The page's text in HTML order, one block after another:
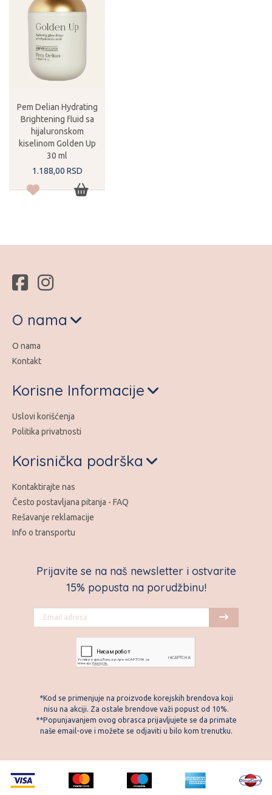
Pem Delian Hydrating
Brightening fluid sa
hijaluronskom
kiselinom Golden Up
30 ml
1.188,00 RSD
Prijavite se na naš newsletter i ostvarite
15% popusta na porudžbinu!
*Kod se primenjuje na proizvode korejskih brendova koji
nisu na akciji. Za ostale brendove važi popust od 10%.
**Popunjavanjem ovog obrasca prijavljujete se da primate
naše email-ove i možete se odjaviti u bilo kom trenutku.
O nama
O nama
Kontakt
Korisne Informacije
Uslovi korišćenja
Politika privatnosti
Korisnička podrška
Kontaktirajte nas
Često postavljana pitanja - FAQ
Rešavanje reklamacije
Info o transportu